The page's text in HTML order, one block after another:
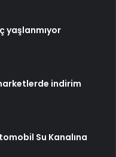
yaşlanmıyor
indirim
Su Kanalına